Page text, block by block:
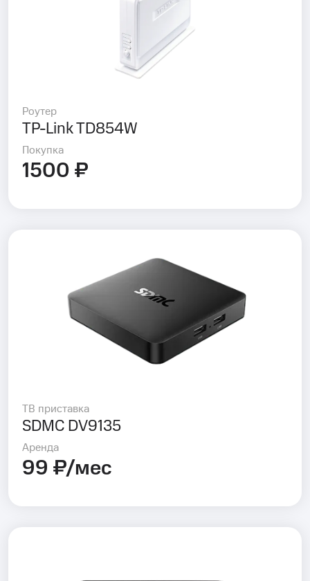
Роутер
TP-Link TD854W
Покупка
1500 ₽
ТВ приставка
SDMC DV9135
Аренда
99 ₽/мес